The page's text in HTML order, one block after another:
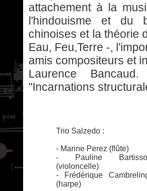
attachement à la
l'hindouisme et du
chinoises et la théorie
Eau, Feu,Terre -,
amis compositeurs et
Laurence
"Incarnations
Trio Salzedo :
- Marine Perez (ﬂûte)
- Pauline
(violoncelle)
- Frédérique
(harpe)